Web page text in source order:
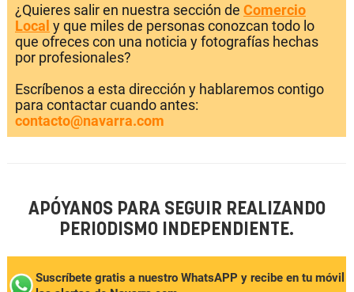
¿Quieres salir en nuestra sección de Comercio
Local y que miles de personas conozcan todo lo
que ofreces con una noticia y fotografías hechas
por profesionales?
Escríbenos a esta dirección y hablaremos contigo
para contactar cuando antes:
contacto@navarra.com
APÓYANOS PARA SEGUIR REALIZANDO
PERIODISMO INDEPENDIENTE.
Suscríbete gratis a nuestro WhatsAPP y recibe en tu móvil